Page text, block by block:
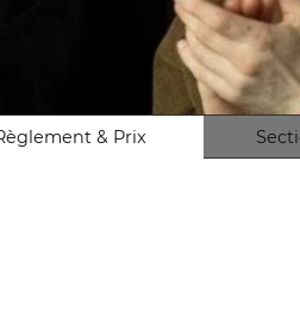
& Prix